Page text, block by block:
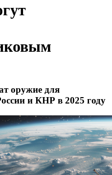
оружие для
и КНР в 2025 году